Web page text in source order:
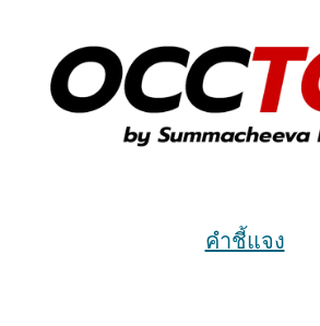
คำชี้แจง